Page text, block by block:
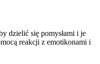
dzielić się pomysłami i je
reakcji z emotikonami i